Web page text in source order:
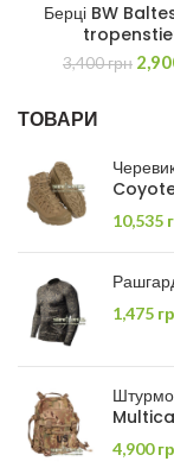
Берці BW
3,400грн
ТОВАРИ
10,535
1,475
4,900